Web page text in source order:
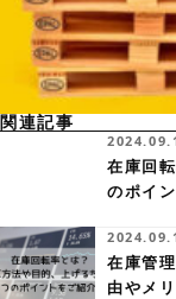
関連記事
在庫回
のポイ
在庫管
由やメ